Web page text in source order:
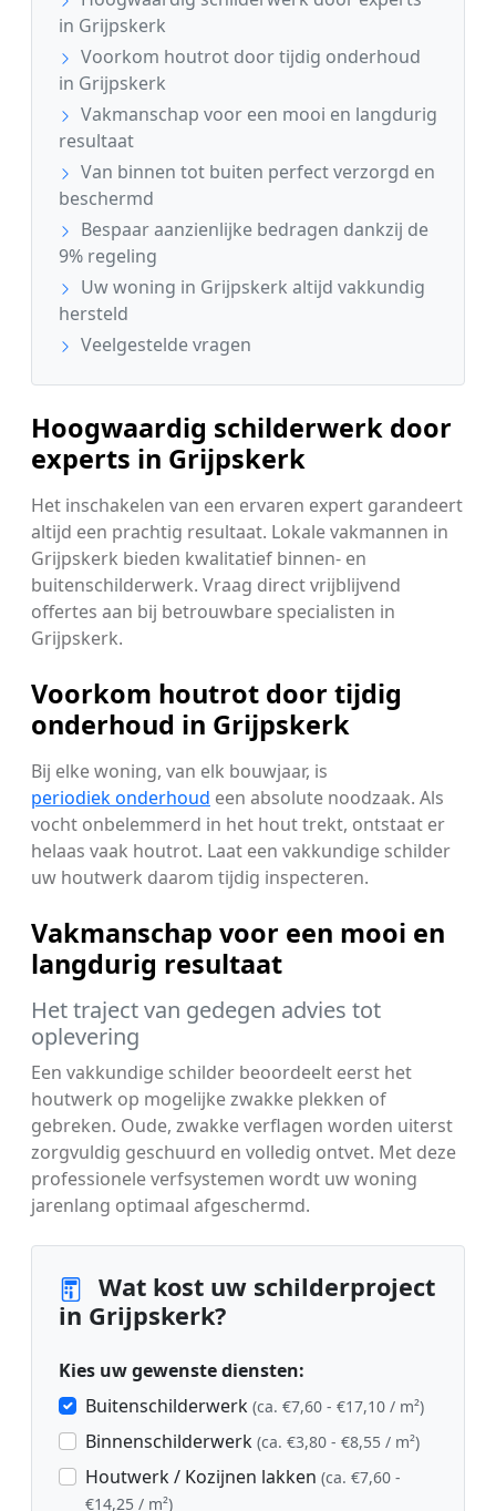
in Grijpskerk
Voorkom houtrot door tijdig onderhoud
in Grijpskerk
Vakmanschap voor een mooi en langdurig
resultaat
Van binnen tot buiten perfect verzorgd en
beschermd
Bespaar aanzienlijke bedragen dankzij de
9% regeling
Uw woning in Grijpskerk altijd vakkundig
hersteld
Veelgestelde vragen
Hoogwaardig schilderwerk door
experts in Grijpskerk
Het inschakelen van een ervaren expert garandeert
altijd een prachtig resultaat. Lokale vakmannen in
Grijpskerk bieden kwalitatief binnen- en
buitenschilderwerk. Vraag direct vrijblijvend
offertes aan bij betrouwbare specialisten in
Grijpskerk.
Voorkom houtrot door tijdig
onderhoud in Grijpskerk
Bij elke woning, van elk bouwjaar, is
periodiek onderhoud een absolute noodzaak. Als
vocht onbelemmerd in het hout trekt, ontstaat er
helaas vaak houtrot. Laat een vakkundige schilder
uw houtwerk daarom tijdig inspecteren.
Vakmanschap voor een mooi en
langdurig resultaat
Het traject van gedegen advies tot
oplevering
Een vakkundige schilder beoordeelt eerst het
houtwerk op mogelijke zwakke plekken of
gebreken. Oude, zwakke verflagen worden uiterst
zorgvuldig geschuurd en volledig ontvet. Met deze
professionele verfsystemen wordt uw woning
jarenlang optimaal afgeschermd.
Wat kost uw schilderproject
in Grijpskerk?
Kies uw gewenste diensten:
Buitenschilderwerk (ca. €7,60 - €17,10 / m²)
Binnenschilderwerk (ca. €3,80 - €8,55 / m²)
Houtwerk / Kozijnen lakken (ca. €7,60 -
€14,25 / m²)